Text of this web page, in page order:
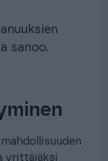
sanoo.
yrittäjäksi